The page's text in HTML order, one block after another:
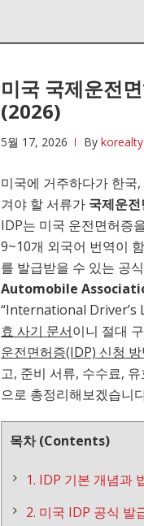
미국 국제운전
(2026)
5월 17, 2026 By korealty
미국에 거주하다가 한국
겨야 할 서류가 국제운
IDP는 미국 운전면허증
9~10개 외국어 번역이
를 발급받을 수 있는 공
Automobile
“International Driver’s
효 사기 문서이니 절대
운전면허증(IDP) 신청 방
고, 준비 서류, 수수료,
으로 총정리해보겠습니
목차 (Contents)
1. IDP 기본 개념과
2. 미국 IDP 공식